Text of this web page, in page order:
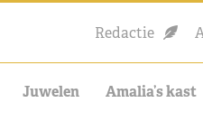
Redactie
Juwelen Amalia’s kast